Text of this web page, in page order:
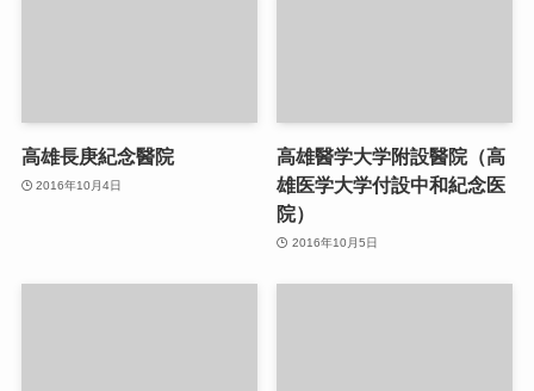
高雄長庚紀念醫院
2016年10月4日
高雄醫学大学附設醫院（高
雄医学大学付設中和紀念医
院）
2016年10月5日